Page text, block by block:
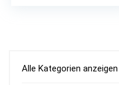
Alle Kategorien anzeigen